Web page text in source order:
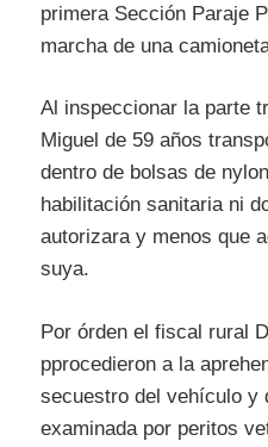
primera Sección Paraje
marcha de una
Al inspeccionar la parte
Miguel de 59 años
dentro de bolsas de
habilitación sanitaria ni
autorizara y menos que
suya.
Por órden el fiscal rural
pprocedieron a la
secuestro del vehículo y
examinada por peritos